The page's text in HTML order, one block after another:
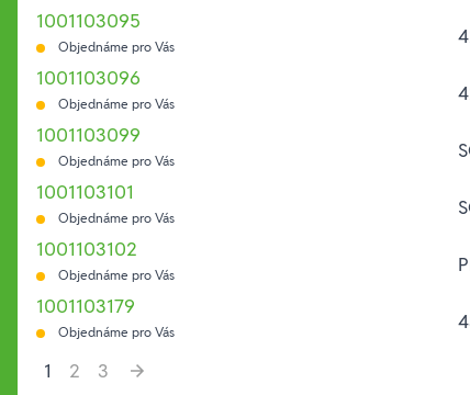
1001103095
Objednáme pro Vás
1001103096
Objednáme pro Vás
1001103099
Objednáme pro Vás
1001103101
Objednáme pro Vás
1001103102
Objednáme pro Vás
1001103179
Objednáme pro Vás
1
2
3